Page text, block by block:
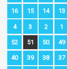
16 15 14 13
4 3 2 1
52 51 50 49
40 39 38 37